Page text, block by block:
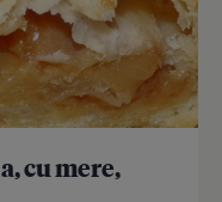
cu mere,